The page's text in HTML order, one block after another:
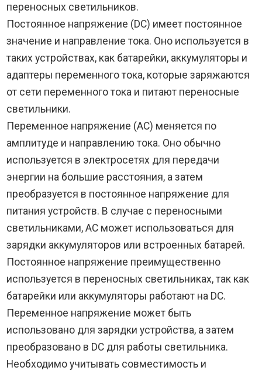
переносных светильников.
Постоянное напряжение (DC) имеет постоянное
значение и направление тока. Оно используется в
таких устройствах, как батарейки, аккумуляторы и
адаптеры переменного тока, которые заряжаются
от сети переменного тока и питают переносные
светильники.
Переменное напряжение (AC) меняется по
амплитуде и направлению тока. Оно обычно
используется в электросетях для передачи
энергии на большие расстояния, а затем
преобразуется в постоянное напряжение для
питания устройств. В случае с переносными
светильниками, AC может использоваться для
зарядки аккумуляторов или встроенных батарей.
Постоянное напряжение преимущественно
используется в переносных светильниках, так как
батарейки или аккумуляторы работают на DC.
Переменное напряжение может быть
использовано для зарядки устройства, а затем
преобразовано в DC для работы светильника.
Необходимо учитывать совместимость и